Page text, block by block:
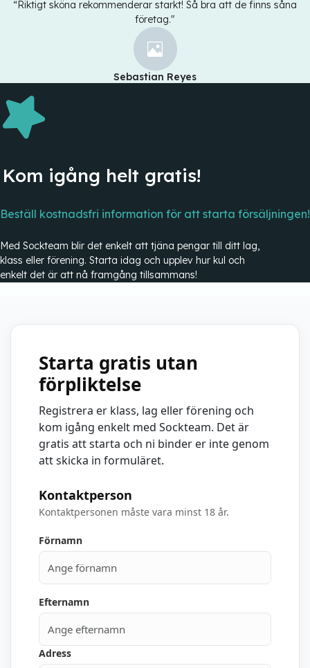
“Riktigt sköna rekommenderar starkt! Så bra att de finns såna
företag."
Sebastian Reyes
Kom igång helt gratis!
Beställ kostnadsfri information för att starta försäljningen!
Med Sockteam blir det enkelt att tjäna pengar till ditt lag,
klass eller förening. Starta idag och upplev hur kul och
enkelt det är att nå framgång tillsammans!
Starta gratis utan
förpliktelse
Registrera er klass, lag eller förening och
kom igång enkelt med Sockteam. Det är
gratis att starta och ni binder er inte genom
att skicka in formuläret.
Kontaktperson
Kontaktpersonen måste vara minst 18 år.
Förnamn
Efternamn
Adress